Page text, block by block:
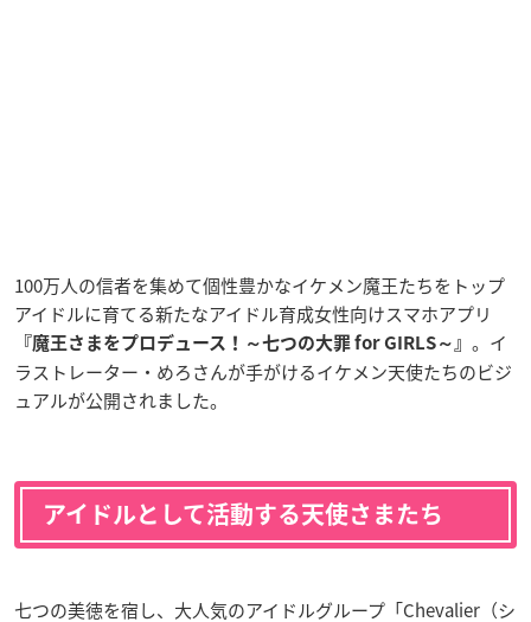
100万人の信者を集めて個性豊かなイケメン魔王たちをトップ
アイドルに育てる新たなアイドル育成女性向けスマホアプリ
『魔王さまをプロデュース！～七つの大罪 for GIRLS～』 。イ
ラストレーター・めろさんが手がけるイケメン天使たちのビジ
ュアルが公開されました。
アイドルとして活動する天使さまたち
七つの美徳を宿し、大人気のアイドルグループ「Chevalier（シ